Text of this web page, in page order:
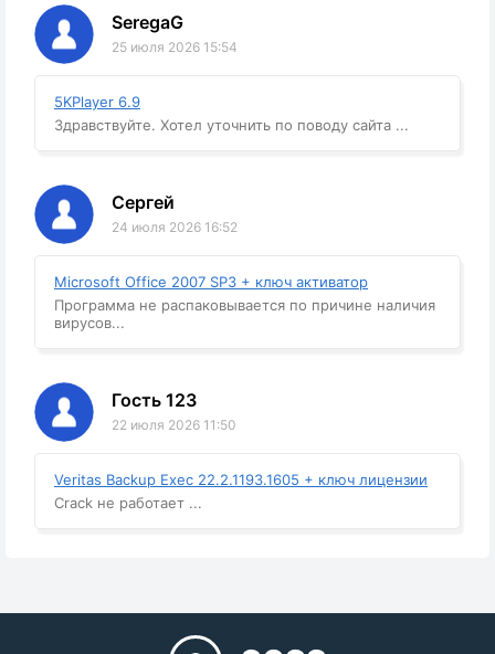
SeregaG
25 июля 2026 15:54
5KPlayer 6.9
Здравствуйте. Хотел уточнить по поводу сайта ...
Сергей
24 июля 2026 16:52
Microsoft Office 2007 SP3 + ключ активатор
Программа не распаковывается по причине наличия
вирусов...
Гость 123
22 июля 2026 11:50
Veritas Backup Exec 22.2.1193.1605 + ключ лицензии
Crack не работает ...